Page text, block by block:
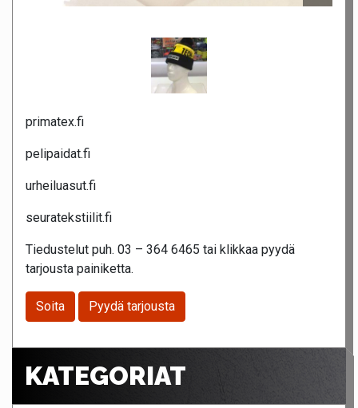
primatex.fi
pelipaidat.fi
urheiluasut.fi
seuratekstiilit.fi
Tiedustelut puh. 03 – 364 6465 tai klikkaa pyydä
tarjousta painiketta.
Soita Pyydä tarjousta
KATEGORIAT